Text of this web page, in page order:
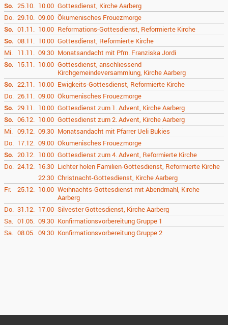
So. 25.10. 10.00 Gottesdienst, Kirche Aarberg
Do. 29.10. 09.00 Ökumenisches Frouezmorge
So. 01.11. 10.00 Reformations-Gottesdienst, Reformierte Kirche
So. 08.11. 10.00 Gottesdienst, Reformierte Kirche
Mi. 11.11. 09.30 Monatsandacht mit Pfrn. Franziska Jordi
So. 15.11. 10.00 Gottesdienst, anschliessend
Kirchgemeindeversammlung, Kirche Aarberg
So. 22.11. 10.00 Ewigkeits-Gottesdienst, Reformierte Kirche
Do. 26.11. 09.00 Ökumenisches Frouezmorge
So. 29.11. 10.00 Gottesdienst zum 1. Advent, Kirche Aarberg
So. 06.12. 10.00 Gottesdienst zum 2. Advent, Kirche Aarberg
Mi. 09.12. 09.30 Monatsandacht mit Pfarrer Ueli Bukies
Do. 17.12. 09.00 Ökumenisches Frouezmorge
So. 20.12. 10.00 Gottesdienst zum 4. Advent, Reformierte Kirche
Do. 24.12. 16.30 Lichter holen Familien-Gottesdienst, Reformierte Kirche
22.30 Christnacht-Gottesdienst, Kirche Aarberg
Fr.
25.12. 10.00 Weihnachts-Gottesdienst mit Abendmahl, Kirche
Aarberg
Do. 31.12. 17.00 Silvester Gottesdienst, Kirche Aarberg
Sa. 01.05. 09.30 Konfirmationsvorbereitung Gruppe 1
Sa. 08.05. 09.30 Konfirmationsvorbereitung Gruppe 2